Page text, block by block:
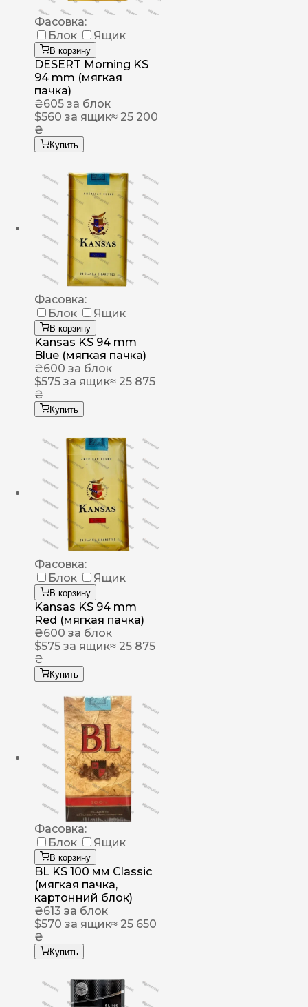
Фасовка:
Блок
Ящик
В корзину
DESERT Morning KS
94 mm (мягкая
пачка)
₴605 за блок
$560 за ящик≈ 25 200
₴
Купить
Фасовка:
Блок
Ящик
В корзину
Kansas KS 94 mm
Blue (мягкая пачка)
₴600 за блок
$575 за ящик≈ 25 875
₴
Купить
Фасовка:
Блок
Ящик
В корзину
Kansas KS 94 mm
Red (мягкая пачка)
₴600 за блок
$575 за ящик≈ 25 875
₴
Купить
Фасовка:
Блок
Ящик
В корзину
BL KS 100 мм Classic
(мягкая пачка,
картонний блок)
₴613 за блок
$570 за ящик≈ 25 650
₴
Купить